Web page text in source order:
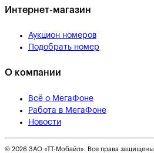
Интернет-магазин
Аукцион номеров
Подобрать номер
О компании
Всё о МегаФоне
Работа в МегаФоне
Новости
© 2026 ЗАО «ТТ-Мобайл». Все права защищены